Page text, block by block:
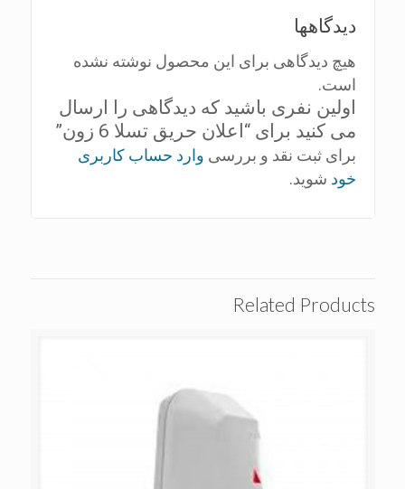
دیدگاهها
هیچ دیدگاهی برای این محصول نوشته نشده
است.
اولین نفری باشید که دیدگاهی را ارسال
می کنید برای “اعلان حریق تسلا 6 زون”
برای ثبت نقد و بررسی وارد حساب کاربری
خود شوید.
Related Products